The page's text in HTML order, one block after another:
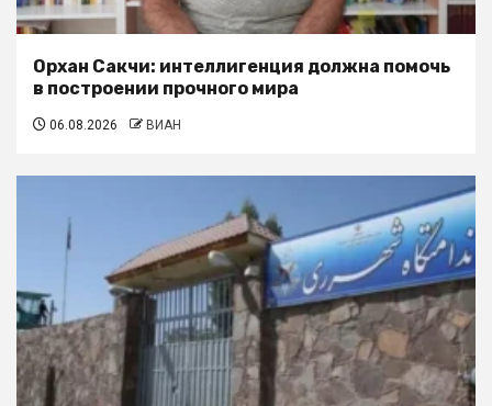
Орхан Сакчи: интеллигенция должна помочь
в построении прочного мира
06.08.2026 ВИАН